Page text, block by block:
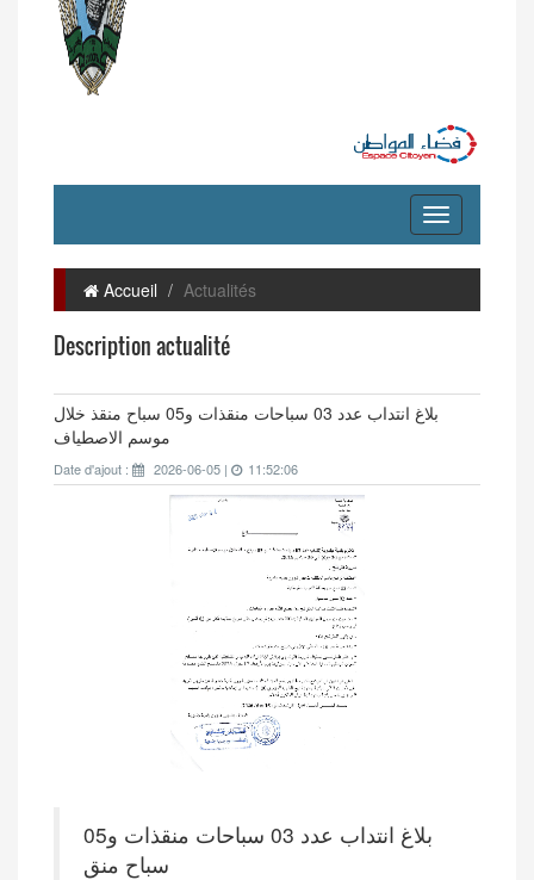
Accueil Actualités
Description actualité
بلاغ انتداب عدد 03 سباحات منقذات و05 سباح منقذ خلال
موسم الاصطياف
Date d'ajout : 2026-06-05 | 11:52:06
بلاغ انتداب عدد 03 سباحات منقذات و05
سباح منق